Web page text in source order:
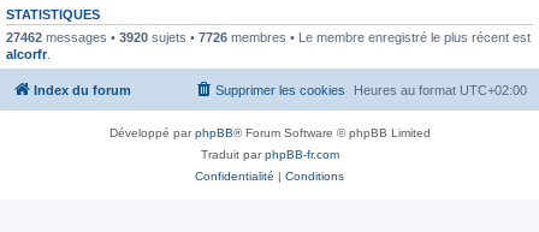
STATISTIQUES
27462 messages • 3920 sujets • 7726 membres • Le membre enregistré le plus récent est
alcorfr.
Index du forum Heures au format UTC+02:00
Supprimer les cookies
Développé parphpBB® Forum Software © phpBB Limited
Traduit parphpBB-fr.com
Confidentialité | Conditions